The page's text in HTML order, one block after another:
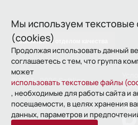
Мы используем текстовые
(cookies)
Продолжая использовать данный
соглашаетесь с тем, что группа
может
использовать текстовые файлы
, необходимые для работы сайта и
посещаемости, в целях хранения
данных, параметров и
Связаться с отделом качества
© 1993—2026 Softline
Политика
конфиденциальности